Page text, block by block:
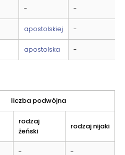
- -
apostolskiej -
apostolska -
liczba podwójna
rodzaj
żeński
rodzaj nijaki
- -